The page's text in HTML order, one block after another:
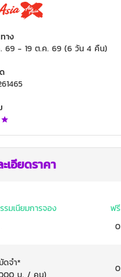
าง
69 - 19 ต.ค. 69 (6 วัน 4 คืน)
เอียดราคา
รมเนียมการจอง
ฟรี
0
ดจำ*
0